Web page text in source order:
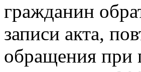
гражданин
записи акта,
обращения при